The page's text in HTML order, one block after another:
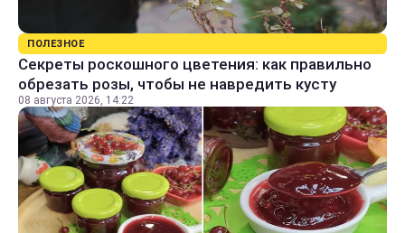
ПОЛЕЗНОЕ
Секреты роскошного цветения: как правильно
обрезать розы, чтобы не навредить кусту
08 августа 2026, 14:22